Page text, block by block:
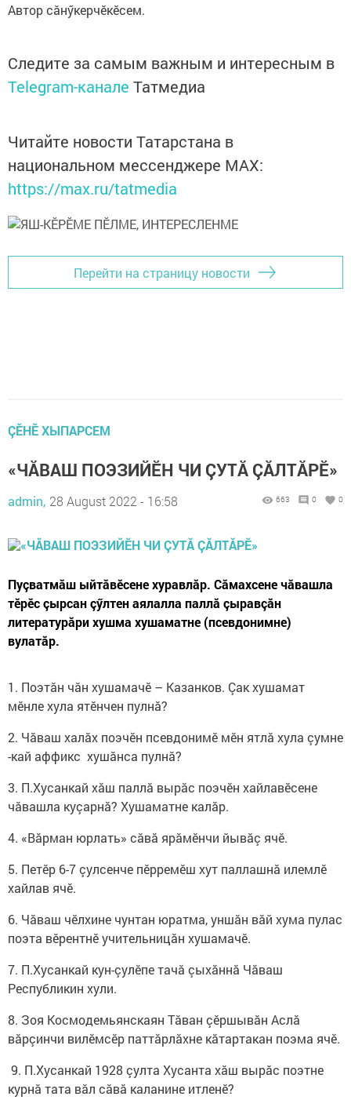
Автор сăнӳкерчӗкӗсем.
Следите за самым важным и интересным в
Telegram-канале Татмедиа
Читайте новости Татарстана в
национальном мессенджере MАХ:
https://max.ru/tatmedia
Перейти на страницу новости
ÇӖНӖ ХЫПАРСЕМ
«ЧĂВАШ ПОЭЗИЙӖН ЧИ ÇУТĂ ÇĂЛТĂРӖ»
admin, 28 August 2022 - 16:58 663 0 0
Пуçватмăш ыйтăвӗсене хуравлăр. Сăмахсене чăвашла
тӗрӗс çырсан çӳлтен аялалла паллă çыравçăн
литературăри хушма хушаматне (псевдонимне)
вулатăр.
1. Поэтăн чăн хушамачӗ – Казанков. Çак хушамат
мӗнле хула ятӗнчен пулнă?
2. Чăваш халăх поэчӗн псевдонимӗ мӗн ятлă хула çумне
-кай аффикс ху­шăнса пулнă?
3. П.Хусанкай хăш паллă вырăс поэ­чӗн хайлавӗсене
чăвашла куçарнă? Хушаматне калăр.
4. «Вăрман юрлать» сăвă ярăмӗнчи йывăç ячӗ.
5. Петӗр 6-7 çулсенче пӗрремӗш хут паллашнă илемлӗ
хайлав ячӗ.
6. Чăваш чӗлхине чунтан юратма, уншăн вăй хума пулас
поэта вӗрентнӗ учительницăн хушамачӗ.
7. П.Хусанкай кун-çулӗпе тачă çыхăннă Чăваш
Республикин хули.
8. Зоя Космодемьянскаян Тă­ван çӗршывăн Аслă
вăрçинчи вилӗмсӗр паттăрлăхне кăтартакан поэма ячӗ.
9. П.Хусанкай 1928 çулта Хусанта хăш вырăс поэтне
курнă тата вăл сăвă каланине итленӗ?